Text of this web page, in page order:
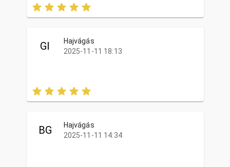
GI
Hajvágás
2025-11-11 18:13
BG
Hajvágás
2025-11-11 14:34